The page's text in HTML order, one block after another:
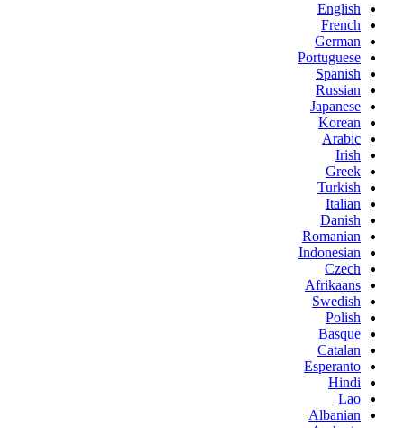
English
French
German
Portuguese
Spanish
Russian
Japanese
Korean
Arabic
Irish
Greek
Turkish
Italian
Danish
Romanian
Indonesian
Czech
Afrikaans
Swedish
Polish
Basque
Catalan
Esperanto
Hindi
Lao
Albanian